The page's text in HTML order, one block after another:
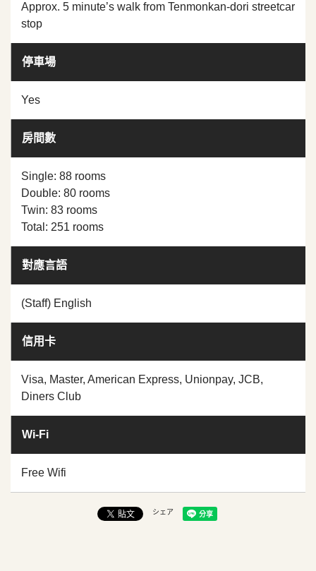
Approx. 5 minute’s walk from Tenmonkan-dori streetcar
stop
停車場
Yes
房間數
Single: 88 rooms
Double: 80 rooms
Twin: 83 rooms
Total: 251 rooms
對應言語
(Staff) English
信用卡
Visa, Master, American Express, Unionpay, JCB,
Diners Club
Wi-Fi
Free Wifi
シェア